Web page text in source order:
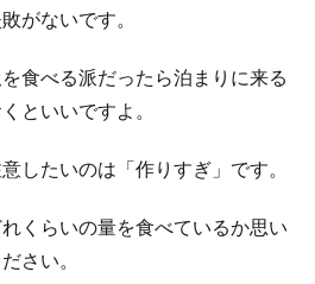
がないです。
食べる派だったら泊まりに来る
といいですよ。
したいのは「作りすぎ」です。
くらいの量を食べているか思い
さい。